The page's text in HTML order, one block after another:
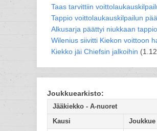
Taas tarvittiin
Tappio voittolaukauskilpailun
Alkusarja päättyi niukkaan
Wilenius siivitti Kiekon voittoon
Kiekko jäi Chiefsin jalkoihin
Joukkuearkisto:
Jääkiekko - A-nuoret
Kausi
Joukkue